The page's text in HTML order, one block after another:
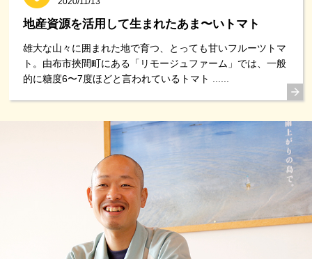
地産資源を活用して生まれたあま〜いトマト
雄大な山々に囲まれた地で育つ、とっても甘いフルーツトマ
ト。由布市挾間町にある「リモージュファーム」では、一般
的に糖度6〜7度ほどと言われているトマト ......